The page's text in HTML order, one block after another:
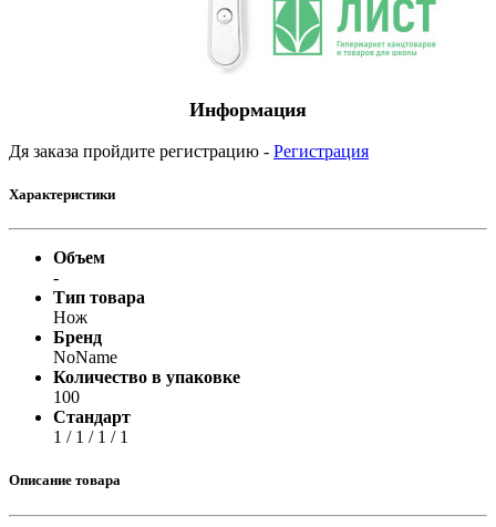
Информация
Дя заказа пройдите регистрацию - Регистрация
Характеристики
Объем
-
Тип товара
Нож
Бренд
NoName
Количество в упаковке
100
Стандарт
1 / 1 / 1 / 1
Описание товара